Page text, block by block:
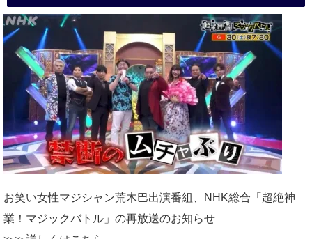
お笑い女性マジシャン荒木巴出演番組、
NHK総合「超絶神
業！マジックバトル」の再放送のお知らせ